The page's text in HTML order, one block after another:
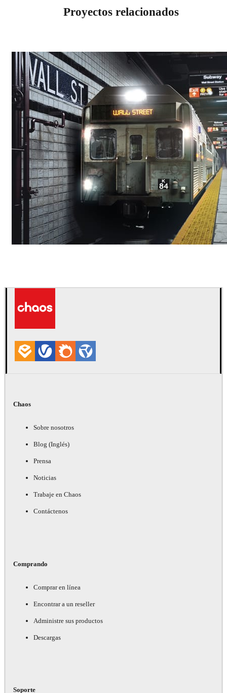
Proyectos relacionados
Chaos
Sobre nosotros
Blog (Inglés)
Prensa
Noticias
Trabaje en Chaos
Contáctenos
Comprando
Comprar en línea
Encontrar a un reseller
Administre sus productos
Descargas
Soporte